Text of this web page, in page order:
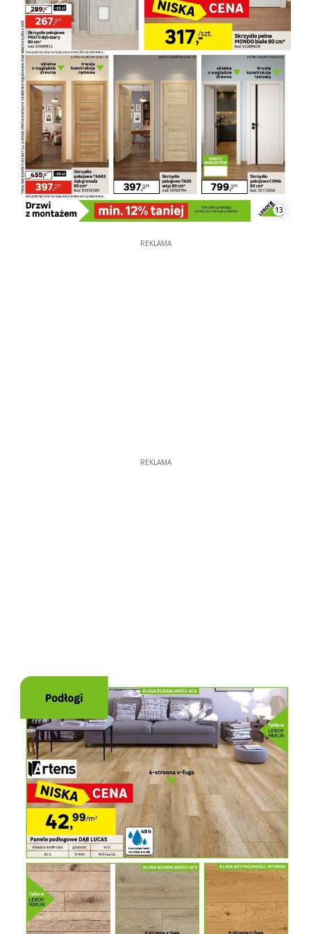
13
REKLAMA
REKLAMA